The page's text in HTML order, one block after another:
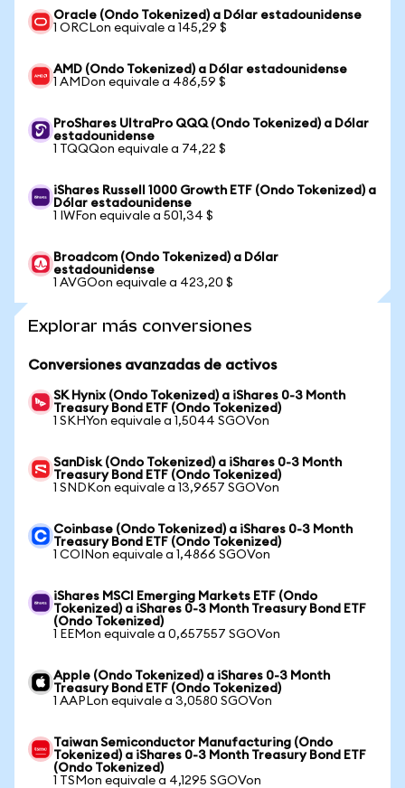
Oracle (Ondo Tokenized) a Dólar estadounidense
1 ORCLon equivale a 145,29 $
AMD (Ondo Tokenized) a Dólar estadounidense
1 AMDon equivale a 486,59 $
ProShares UltraPro QQQ (Ondo Tokenized) a Dólar
estadounidense
1 TQQQon equivale a 74,22 $
iShares Russell 1000 Growth ETF (Ondo Tokenized) a
Dólar estadounidense
1 IWFon equivale a 501,34 $
Broadcom (Ondo Tokenized) a Dólar
estadounidense
1 AVGOon equivale a 423,20 $
Explorar más conversiones
Conversiones avanzadas de activos
SK Hynix (Ondo Tokenized) a iShares 0-3 Month
Treasury Bond ETF (Ondo Tokenized)
1 SKHYon equivale a 1,5044 SGOVon
SanDisk (Ondo Tokenized) a iShares 0-3 Month
Treasury Bond ETF (Ondo Tokenized)
1 SNDKon equivale a 13,9657 SGOVon
Coinbase (Ondo Tokenized) a iShares 0-3 Month
Treasury Bond ETF (Ondo Tokenized)
1 COINon equivale a 1,4866 SGOVon
iShares MSCI Emerging Markets ETF (Ondo
Tokenized) a iShares 0-3 Month Treasury Bond ETF
(Ondo Tokenized)
1 EEMon equivale a 0,657557 SGOVon
Apple (Ondo Tokenized) a iShares 0-3 Month
Treasury Bond ETF (Ondo Tokenized)
1 AAPLon equivale a 3,0580 SGOVon
Taiwan Semiconductor Manufacturing (Ondo
Tokenized) a iShares 0-3 Month Treasury Bond ETF
(Ondo Tokenized)
1 TSMon equivale a 4,1295 SGOVon